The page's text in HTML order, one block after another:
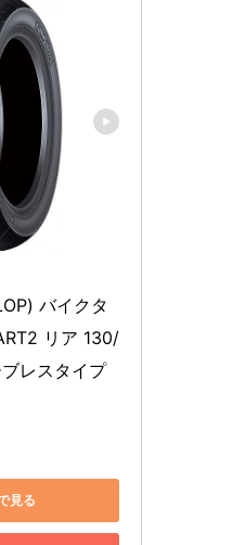
バイクタ
リア 130/
レスタイプ
見る